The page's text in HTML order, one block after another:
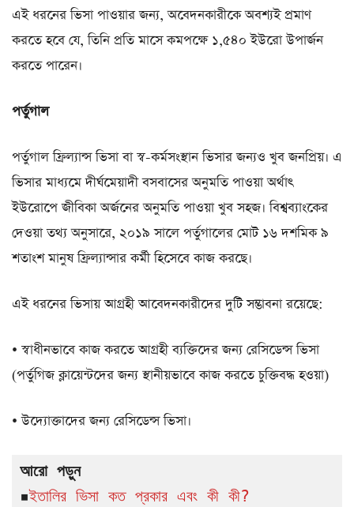
এই ধরনের ভিসা পাওয়ার জন্য, অবেদনকারীকে অবশ্যই প্রমাণ
করতে হবে যে, তিনি প্রতি মাসে কমপক্ষে ১,৫৪০ ইউরো উপার্জন
করতে পারেন।
পর্তুগাল
পর্তুগাল ফ্রিল্যান্স ভিসা বা স্ব-কর্মসংস্থান ভিসার জন্যও খুব জনপ্রিয়। এ
ভিসার মাধ্যমে দীর্ঘমেয়াদী বসবাসের অনুমতি পাওয়া অর্থাৎ
ইউরোপে জীবিকা অর্জনের অনুমতি পাওয়া খুব সহজ। বিশ্বব্যাংকের
দেওয়া তথ্য অনুসারে, ২০১৯ সালে পর্তুগালের মোট ১৬ দশমিক ৯
শতাংশ মানুষ ফ্রিল্যান্সার কর্মী হিসেবে কাজ করছে।
এই ধরনের ভিসায় আগ্রহী আবেদনকারীদের দুটি সম্ভাবনা রয়েছে:
• স্বাধীনভাবে কাজ করতে আগ্রহী ব্যক্তিদের জন্য রেসিডেন্স ভিসা
(পর্তুগিজ ক্লায়েন্টদের জন্য স্থানীয়ভাবে কাজ করতে চুক্তিবদ্ধ হওয়া)
• উদ্যোক্তাদের জন্য রেসিডেন্স ভিসা।
আরো পড়ুন
▪ইতালির ভিসা কত প্রকার এবং কী কী?